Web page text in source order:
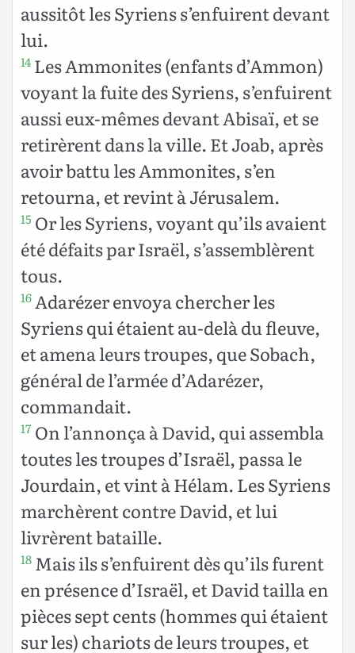
aussitôt les Syriens s’enfuirent devant
lui.
14 Les Ammonites (enfants d’Ammon)
voyant la fuite des Syriens, s’enfuirent
aussi eux-mêmes devant Abisaï, et se
retirèrent dans la ville. Et Joab, après
avoir battu les Ammonites, s’en
retourna, et revint à Jérusalem.
15 Or les Syriens, voyant qu’ils avaient
été défaits par Israël, s’assemblèrent
tous.
16Adarézer envoya chercher les
Syriens qui étaient au-delà du fleuve,
et amena leurs troupes, que Sobach,
général de l’armée d’Adarézer,
commandait.
17 On l’annonça à David, qui assembla
toutes les troupes d’Israël, passa le
Jourdain, et vint à Hélam. Les Syriens
marchèrent contre David, et lui
livrèrent bataille.
18 Mais ils s’enfuirent dès qu’ils furent
en présence d’Israël, et David tailla en
pièces sept cents (hommes qui étaient
sur les) chariots de leurs troupes, et